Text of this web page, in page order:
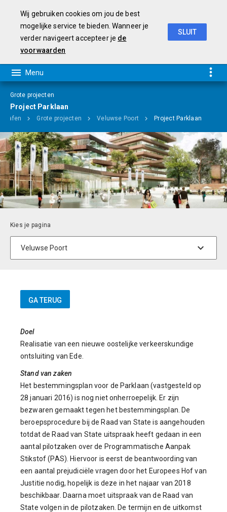
Grote projecten
Project Parklaan
Grote projecten Veluwse Poort Project Parklaan
Doel
Realisatie van een nieuwe oostelijke verkeerskundige
ontsluiting van Ede.
Stand van zaken
Het bestemmingsplan voor de Parklaan (vastgesteld op
28 januari 2016) is nog niet onherroepelijk. Er zijn
bezwaren gemaakt tegen het bestemmingsplan. De
beroepsprocedure bij de Raad van State is aangehouden
totdat de Raad van State uitspraak heeft gedaan in een
aantal pilotzaken over de Programmatische Aanpak
Stikstof (PAS). Hiervoor is eerst de beantwoording van
een aantal prejudiciële vragen door het Europees Hof van
Justitie nodig, hopelijk is deze in het najaar van 2018
beschikbaar. Daarna moet uitspraak van de Raad van
State volgen in de pilotzaken. De termijn en de uitkomst
Wij gebruiken cookies om jou de best
mogelijke service te bieden. Wanneer je
verder navigeert accepteer je de
voorwaarden
SLUIT